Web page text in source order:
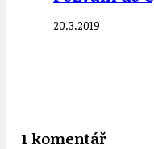
20.3.2019
1 komentář